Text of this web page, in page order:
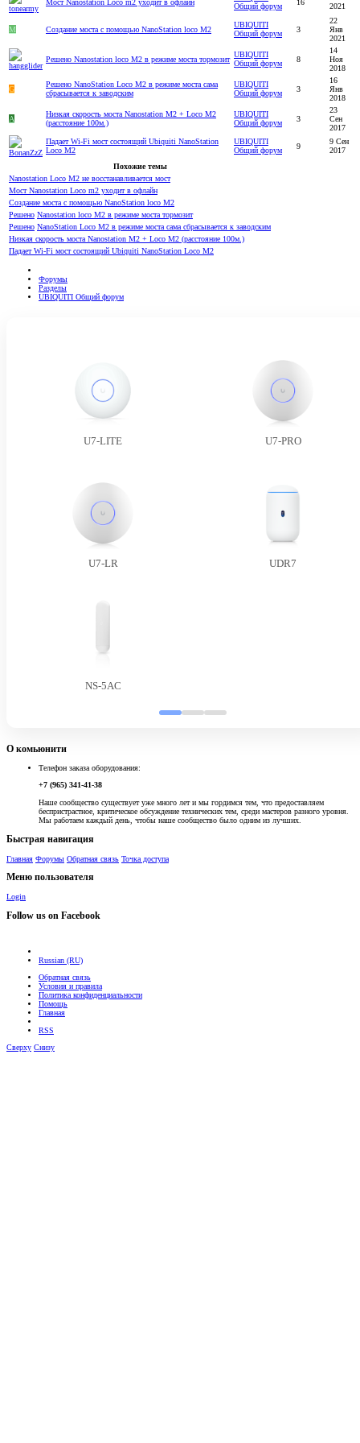
Общий форум
2021
M Создание моста с помощью NanoStation loco M2
UBIQUITI
Общий форум
3
22
Янв
2021
Решено Nanostation loco M2 в режиме моста тормозит
UBIQUITI
Общий форум
8
14
Ноя
2018
G
Решено NanoStation Loco M2 в режиме моста сама
сбрасывается к заводским
UBIQUITI
Общий форум
3
16
Янв
2018
A
Низкая скорость моста Nanostation M2 + Loco M2
(расстояние 100м.)
UBIQUITI
Общий форум
3
23
Сен
2017
Падает Wi-Fi мост состоящий Ubiquiti NanoStation
Loco M2
UBIQUITI
Общий форум
9
9 Сен
2017
Похожие темы
Nanostation Loco M2 не восстанавливается мост
Мост Nanostation Loco m2 уходит в офлайн
Создание моста с помощью NanoStation loco M2
Решено Nanostation loco M2 в режиме моста тормозит
Решено NanoStation Loco M2 в режиме моста сама сбрасывается к заводским
Низкая скорость моста Nanostation M2 + Loco M2 (расстояние 100м.)
Падает Wi-Fi мост состоящий Ubiquiti NanoStation Loco M2
Форумы
Разделы
UBIQUITI Общий форум
U7-LITE U7-PRO
U7-LR UDR7
NS-5AC
О комьюнити
Телефон заказа оборудования:
+7 (965) 341-41-38
Наше сообщество существует уже много лет и мы гордимся тем, что предоставляем
беспристрастное, критическое обсуждение технических тем, среди мастеров разного уровня.
Мы работаем каждый день, чтобы наше сообщество было одним из лучших.
Быстрая навигация
Главная Форумы Обратная связь Точка доступа
Меню пользователя
Login
Follow us on Facebook
Russian (RU)
Обратная связь
Условия и правила
Политика конфиденциальности
Помощь
Главная
RSS
Сверху Снизу